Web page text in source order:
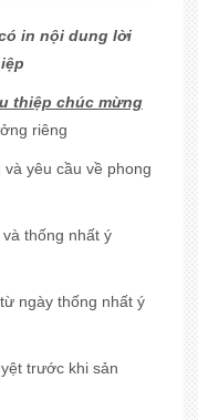
in nội dung lời
thiệp chúc mừng
riêng
yêu cầu về phong
thống nhất ý
ngày thống nhất ý
trước khi sản